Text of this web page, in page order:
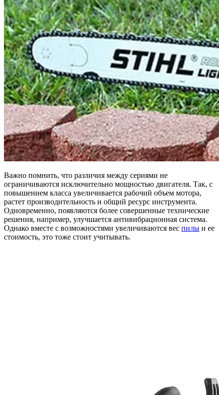
Важно помнить, что различия между сериями не
ограничиваются исключительно мощностью двигателя. Так, с
повышением класса увеличивается рабочий объем мотора,
растет производительность и общий ресурс инструмента.
Одновременно, появляются более совершенные технические
решения, например, улучшается антивибрационная система.
Однако вместе с возможностями увеличиваются вес пилы и ее
стоимость, это тоже стоит учитывать.